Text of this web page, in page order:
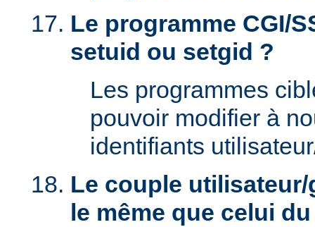
Le programme CGI/
setuid ou setgid ?
Les programmes
pouvoir modifier à
identifiants
Le couple
le même que celui